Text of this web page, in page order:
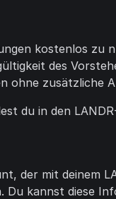
kostenlos
des
ohne zusätzliche
du in den
der mit deinem
kannst diese